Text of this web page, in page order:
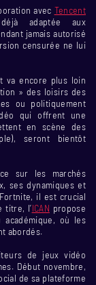
avec Tencent
adaptée aux
jamais autorisé
censurée ne lui
va encore plus loin
» des loisirs des
ou politiquement
qui offrent une
en scène des
seront bientôt
sur les marchés
ses dynamiques et
il est crucial
titre, l’ICAN propose
où les
abordés.
de jeux vidéo
Début novembre,
de sa plateforme